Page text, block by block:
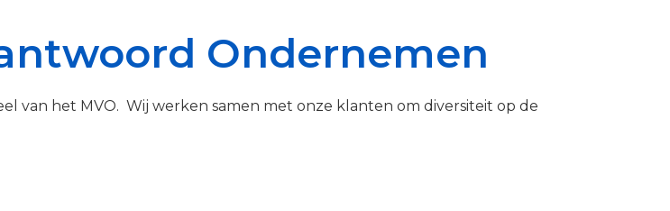
Ondernemen
van het MVO. Wij werken samen met onze klanten om diversiteit op de